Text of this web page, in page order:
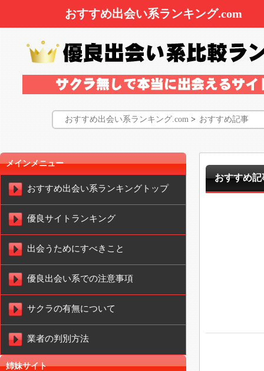
おすすめ出会い系ランキング.com
おすすめ出会い系ランキング.com > おすすめ記事
おすすめ
メインメニュー
おすすめ出会い系ランキングトップ
優良サイトランキング
出会うためにすべきこと
優良出会い系での注意事項
サクラの有無について
業者の判別方法
姉妹サイト